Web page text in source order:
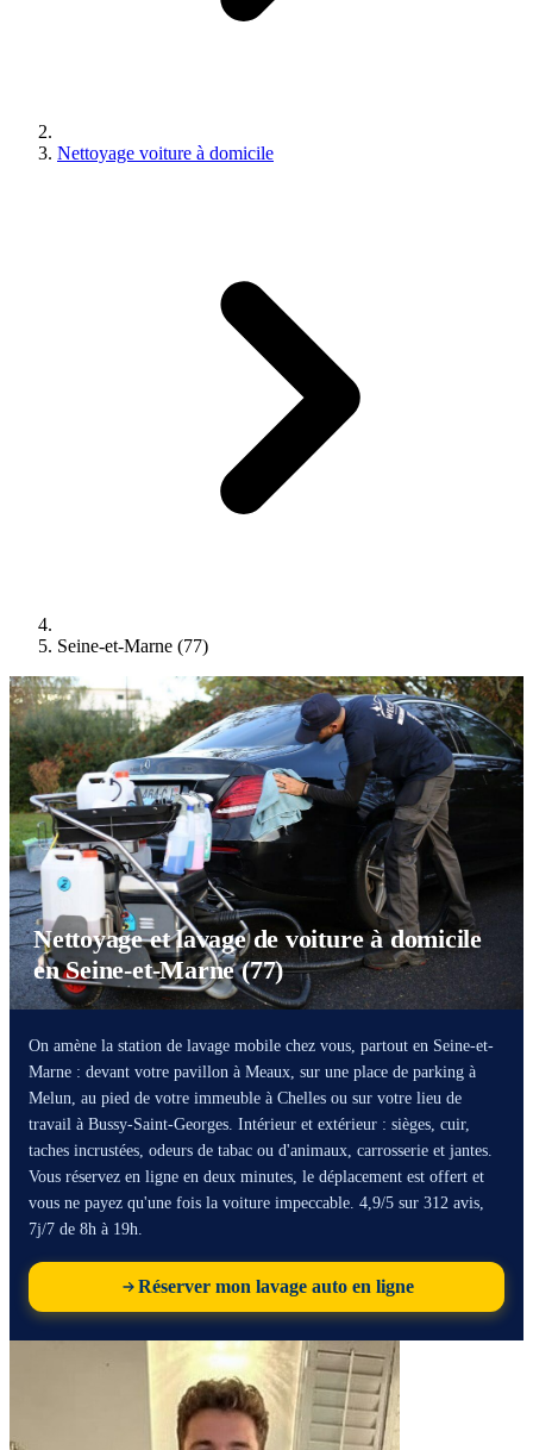
Nettoyage voiture à domicile
Seine-et-Marne (77)
Nettoyage et lavage de voiture à domicile
en Seine-et-Marne (77)
On amène la station de lavage mobile chez vous, partout en Seine-et-
Marne : devant votre pavillon à Meaux, sur une place de parking à
Melun, au pied de votre immeuble à Chelles ou sur votre lieu de
travail à Bussy-Saint-Georges. Intérieur et extérieur : sièges, cuir,
taches incrustées, odeurs de tabac ou d'animaux, carrosserie et jantes.
Vous réservez en ligne en deux minutes, le déplacement est offert et
vous ne payez qu'une fois la voiture impeccable. 4,9/5 sur 312 avis,
7j/7 de 8h à 19h.
Réserver mon lavage auto en ligne